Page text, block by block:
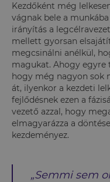
Kezdőként még
vágnak bele a
irányítás a
mellett gyorsan
megcsinálni anélkül,
magukat. Ahogy egyre
hogy még nagyon sok
át, ilyenkor a kezdeti
fejlődésnek ezen a
vezető azzal, hogy
elmagyarázza a
kezdeményez.
„Semmi sem